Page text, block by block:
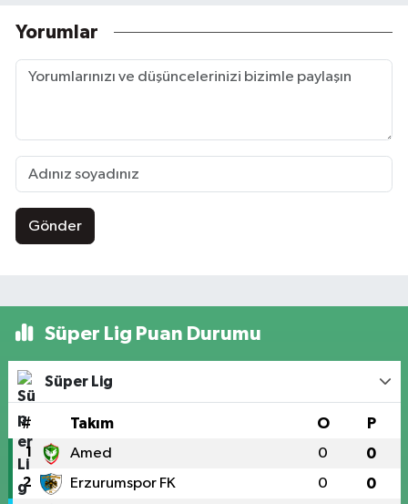
Yorumlar
Gönder
Süper Lig Puan Durumu
Süper Lig
# Takım O P
1 Amed 0 0
2 Erzurumspor FK 0 0